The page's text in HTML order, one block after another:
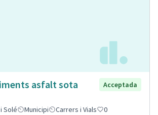
asfalt sota
Acceptada
Solé Municipi Carrers i Vials 0